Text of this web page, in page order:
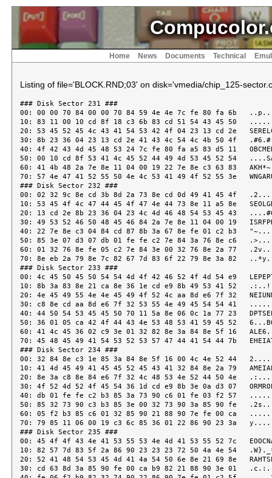
Home News Documents Technical
Listing of file='BLOCK.RND;03' on disk='vmedia/chip_125-
### Disk Sector 231 ###
00: 00 00 70 84 00 00 70 84 59 4e 4e 7c fe 80 fa 6b
10: 83 11 00 10 cd 8f 18 c3 6b 83 cd 51 54 43 45 50
20: 53 45 52 45 4c 43 41 54 53 42 4f 04 23 13 cd 2e
30: 8b 23 36 04 23 13 cd 2e 41 43 4c 54 4c 4b 50 4f
40: 4f 42 43 4d 45 48 53 24 7c fe 80 fa a5 83 d5 11
50: 00 10 cd 8f 53 41 4c 45 52 44 49 4d 53 45 52 54
60: 41 4b 48 2a 7e 8e 11 04 00 19 22 7e 8e c3 63 83
70: 57 4e 47 41 52 55 50 4e 4c 53 41 49 4f 52 55 3e
### Disk Sector 232 ###
00: 02 32 9c 8e cd 3b 8d 2a 73 8e cd 0d 49 41 45 4f
10: 53 45 4f 4c 47 44 45 4f 47 4e 44 73 8e 11 a5 8e
20: 13 cd 2e 8b 23 36 04 23 4c 4d 46 48 54 53 45 43
30: 49 53 52 46 50 48 45 46 84 2a 7e 8e 11 04 00 19
40: 22 7e 8e c3 04 84 cd 87 8b 3a 67 8e fe 01 c2 b3
50: 85 3e 07 d3 07 db 01 fe fe c2 7e 84 3a 76 8e c6
60: 01 32 76 8e fe 05 c2 7e 84 3e 00 32 76 8e 2a 77
70: 8e eb 2a 79 8e 7c 82 67 7d 83 6f 22 79 8e 3a 82
### Disk Sector 233 ###
00: 4c 45 50 45 50 54 54 4d 4f 42 46 52 4f 4d 54 e9
10: 8b 3a 83 8e 21 ca 8e 36 1e cd e9 8b 49 53 41 52
20: 4e 45 49 55 4e 4e 45 49 4f 52 4c aa 8d e6 7f 32
30: c8 8e cd aa 8d e6 7f 32 53 55 4e 49 45 54 54 41
40: 44 50 54 53 45 45 50 70 11 5a 8e 06 0c 1a 77 23
50: 36 01 05 ca 42 4f 44 43 4e 53 48 53 41 59 45 52
60: 41 4c 45 36 02 c9 3e 01 32 82 8e 3a 84 8e 5f 16
70: 45 48 45 49 41 54 53 52 53 57 47 44 41 54 44 7b
### Disk Sector 234 ###
00: 32 84 8e c3 1e 85 3a 84 8e 5f 16 00 4c 4e 52 44
10: 41 4d 45 49 41 45 45 52 45 43 41 32 84 8e 2a 79
20: 8e 3a c8 8e 84 e6 7f 32 4c 48 53 4e 52 44 50 4e
30: 4f 52 4d 52 4f 45 54 36 1d cd e9 8b 3e 0a d3 07
40: db 01 fe fe c2 b3 85 3a 73 90 c6 01 fe 03 f2 57
50: 85 32 73 90 c3 b3 85 3e 00 32 73 90 3a 85 90 fe
60: 05 f2 b3 85 c6 01 32 85 90 21 88 90 7e fe 00 ca
70: 79 85 11 06 00 19 c3 6c 85 36 01 22 86 90 23 3a
### Disk Sector 235 ###
00: 45 4f 4f 43 4e 41 53 55 53 4e 4d 41 53 55 52 7c
10: 82 57 7d 83 5f 2a 86 90 23 23 23 72 50 4a 4e 54
20: 52 41 48 54 53 45 4d 41 4a 54 50 6e 8e 21 69 8e
30: cd 63 8d 3a 85 90 fe 00 ca b9 82 21 88 90 3e 01